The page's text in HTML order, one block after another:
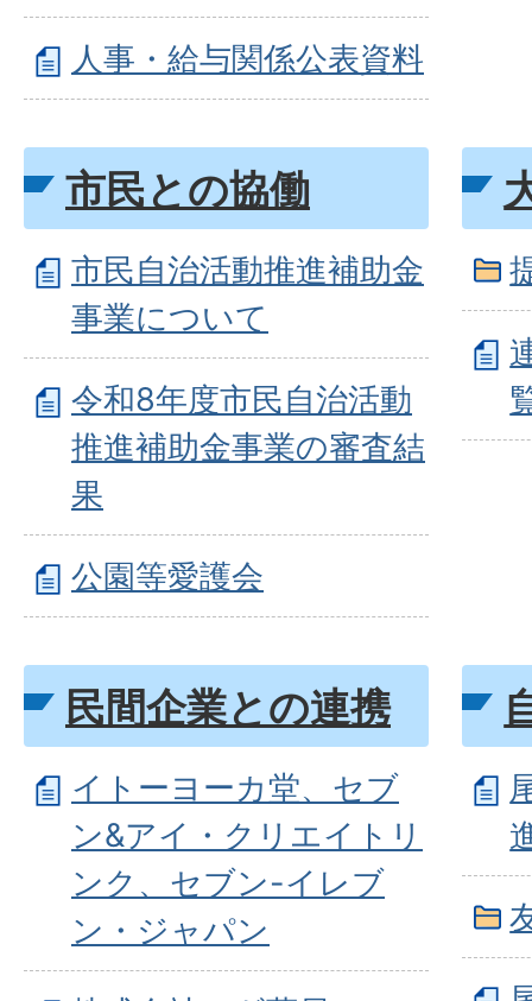
人事・給与関係公表資料
市民との協働
市民自治活動推進補助金
事業について
令和8年度市民自治活動
推進補助金事業の審査結
果
公園等愛護会
民間企業との連携
イトーヨーカ堂、セブ
ン&アイ・クリエイトリ
ンク、セブン-イレブ
ン・ジャパン